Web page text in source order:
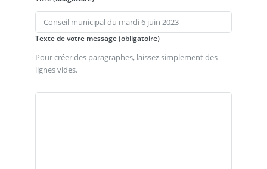
Texte de votre message (obligatoire)
Pour créer des paragraphes, laissez simplement des
lignes vides.